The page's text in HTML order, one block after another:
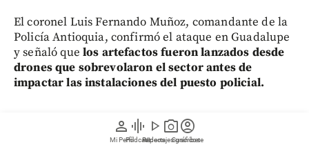
person
Mi Perfil
graphic_eq
Pódcast
play_arrow
Videos
photo_camera
Reportajes gráficos
account_circle
Suscríbete
El coronel Luis Fernando Muñoz, comandante de la
Policía Antioquia, confirmó el ataque en Guadalupe
y señaló que los artefactos fueron lanzados desde
drones que sobrevolaron el sector antes de
impactar las instalaciones del puesto policial.
“No sufrió ninguna afectación especial, no sufrió
algún ataque o lesión que hayan tenido los